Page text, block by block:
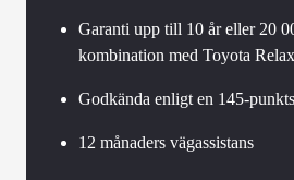
Garanti upp till 10 år eller 20
kombination med Toyota Relax
Godkända enligt en 145-
12 månaders vägassistans